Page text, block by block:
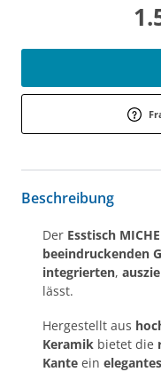
Beschreibung
Der Esstisch
beeindruckenden
integrierten,
lässt.
Hergestellt aus
Keramik bietet die
Kante ein elegantes